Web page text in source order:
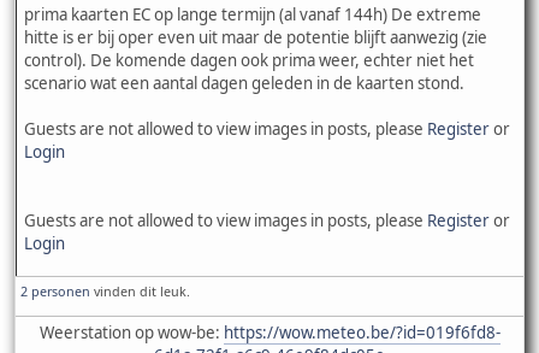
prima kaarten EC op lange termijn (al vanaf 144h) De extreme
hitte is er bij oper even uit maar de potentie blijft aanwezig (zie
control). De komende dagen ook prima weer, echter niet het
scenario wat een aantal dagen geleden in de kaarten stond.
Guests are not allowed to view images in posts, please Registeror
Login
Guests are not allowed to view images in posts, please Registeror
Login
2 personen vinden dit leuk.
Weerstation op wow-be: https://wow.meteo.be/?id=019f6fd8-